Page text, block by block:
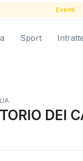
Eventi
Sport
DEI